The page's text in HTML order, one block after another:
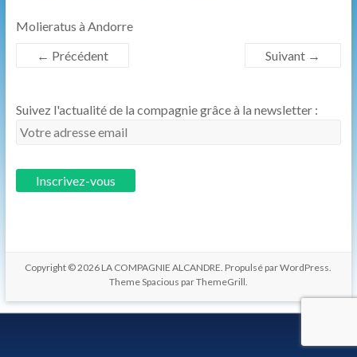
les
Molieratus à Andorre
← Précédent
Suivant →
Suivez l'actualité de la compagnie grâce à la newsletter :
Copyright © 2026 LA COMPAGNIE ALCANDRE. Propulsé parWordPress.
Theme Spacious parThemeGrill.